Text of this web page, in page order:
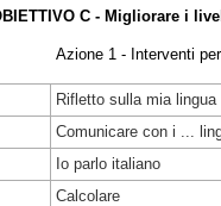
C - Migliorare i
Azione 1 - Interventi
Rifletto sulla mia lingua
Comunicare con i ...
Io parlo italiano
Calcolare